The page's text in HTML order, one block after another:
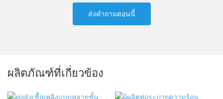
ส่งคำถามตอนนี้
ผลิตภัณฑ์ที่เกี่ยวข้อง